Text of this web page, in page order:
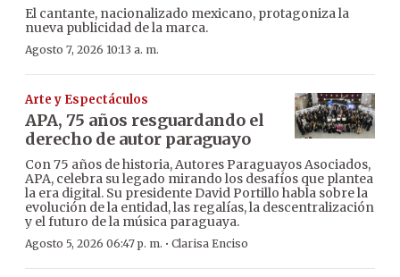
El cantante, nacionalizado mexicano, protagoniza la
nueva publicidad de la marca.
Agosto 7, 2026 10:13 a. m.
Arte y Espectáculos
APA, 75 años resguardando el
derecho de autor paraguayo
Con 75 años de historia, Autores Paraguayos Asociados,
APA, celebra su legado mirando los desafíos que plantea
la era digital. Su presidente David Portillo habla sobre la
evolución de la entidad, las regalías, la descentralización
y el futuro de la música paraguaya.
Agosto 5, 2026 06:47 p. m. · Clarisa Enciso